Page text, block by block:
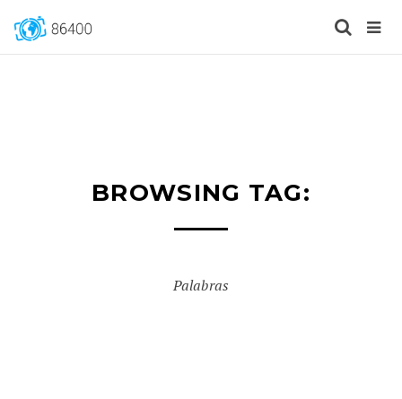
BROWSING TAG:
Palabras